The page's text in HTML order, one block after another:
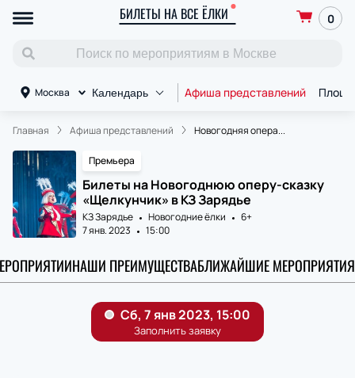
БИЛЕТЫ НА ВСЕ ЁЛКИ 0
Москва Календарь Афиша представлений
Главная Афиша представлений Новогодняя опера...
Премьера
Билеты на Новогоднюю оперу-сказку
«Щелкунчик» в КЗ Зарядье
КЗ Зарядье Новогодние ёлки
6+
7 янв. 2023
15:00
НАШИ ПРЕИМУЩЕСТВАБЛИЖАЙШИЕ МЕРОПРИЯТИЯ